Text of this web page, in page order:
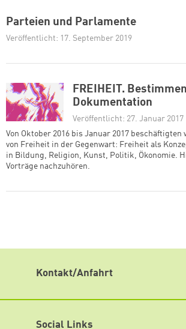
Parteien und Parlamente
Veröffentlicht: 17. September 2019
FREIHEIT.
Dokumentation
Veröffentlicht: 27. Januar 2017
Von Oktober 2016 bis Januar 2017
von Freiheit in der Gegenwart: Freiheit als
in Bildung, Religion, Kunst, Politik, Ökonomie.
Vorträge nachzuhören.
Kontakt/Anfahrt
Social Links